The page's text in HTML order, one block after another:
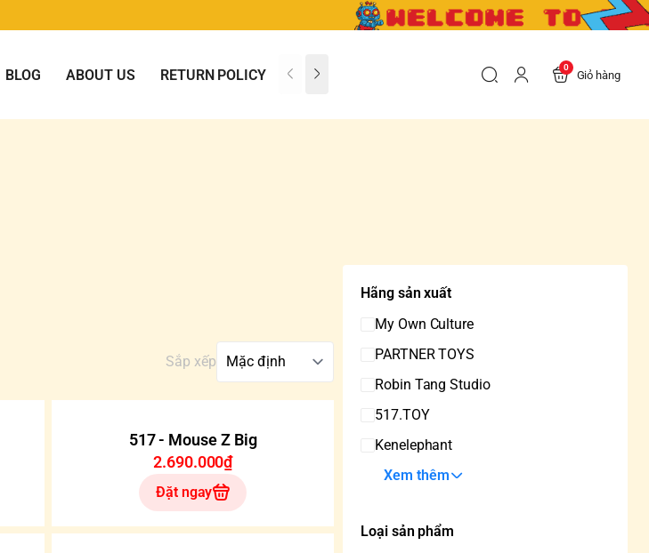
BLOG ABOUT US RETURN POLICY CONTACT US 0
Giỏ hàng
Sắp xếp
517 - Mouse Z Big
2.690.000₫
Đặt ngay
Hãng sản xuất
My Own Culture
PARTNER TOYS
Robin Tang Studio
517.TOY
Kenelephant
Xem thêm
Loại sản phẩm